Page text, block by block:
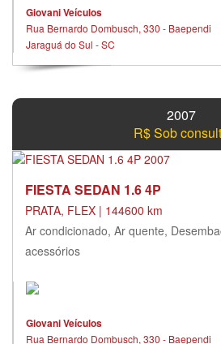
Giovani Veículos
Rua Bernardo Dombusch, 330 - Baependi
Jaraguá do Sul - SC
2007
R$ Sob
FIESTA SEDAN 1.6 4P
PRATA, FLEX | 144600 km
Ar condicionado, Ar quente,
acessórios
Giovani Veículos
Rua Bernardo Dombusch, 330 - Baependi